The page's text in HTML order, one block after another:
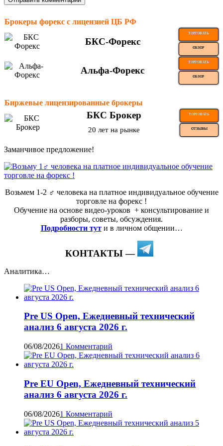
Брокеры форекс с лицензией ЦБ РФ
БКС-Форекс
ТОРГОВАТЬ
ОБЗОР
Альфа-Форекс
ТОРГОВАТЬ
ОБЗОР
Биржевые лицензированные брокеры
БКС Брокер ТОРГОВАТЬ
20 лет на рынке ОТЗЫВЫ
Заманчивое предложение!
Возьмем 1-2 ‍♂️ человека на платное индивидуальное обучение
торговле на форекс !
Обучение на основе видео-уроков ️ + консультирование и
разборы, советы, обсуждения.
Подробности тут и в личном общении…
КОНТАКТЫ —
Аналитика…
Pre US Open, Ежедневный технический
анализ 6 августа 2026 г.
06/08/20261 Комментарий
Pre EU Open, Ежедневный технический
анализ 6 августа 2026 г.
06/08/20261 Комментарий